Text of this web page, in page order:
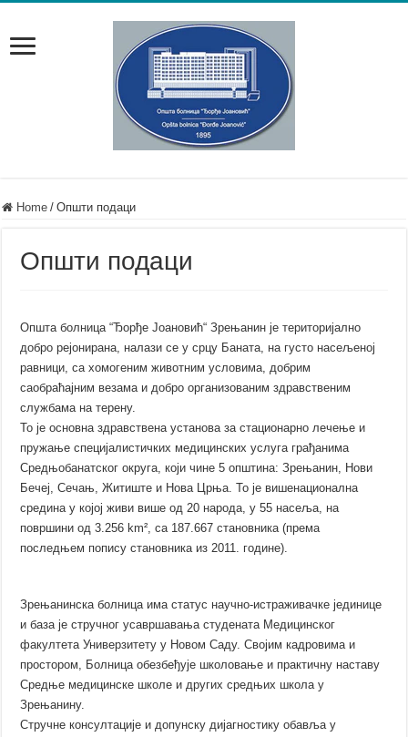
Home / Општи подаци
Општи подаци
Општа болница “Ђорђе Јоановић“ Зрењанин је територијално
добро рејонирана, налази се у срцу Баната, на густо насељеној
равници, са хомогеним животним условима, добрим
саобраћајним везама и добро организованим здравственим
службама на терену.
То је основна здравствена установа за стационарно лечење и
пружање специјалистичких медицинских услуга грађанима
Средњобанатског округа, који чине 5 општина: Зрењанин, Нови
Бечеј, Сечањ, Житиште и Нова Црња. То је вишенационална
средина у којој живи више од 20 народа, у 55 насеља, на
површини од 3.256 km², са 187.667 становника (према
последњем попису становника из 2011. године).
Зрењанинска болница има статус научно-истраживачке јединице
и база је стручног усавршавања студената Медицинског
факултета Универзитету у Новом Саду. Својим кадровима и
простором, Болница обезбеђује школовање и практичну наставу
Средње медицинске школе и других средњих школа у
Зрењанину.
Стручне консултације и допунску дијагностику обавља у